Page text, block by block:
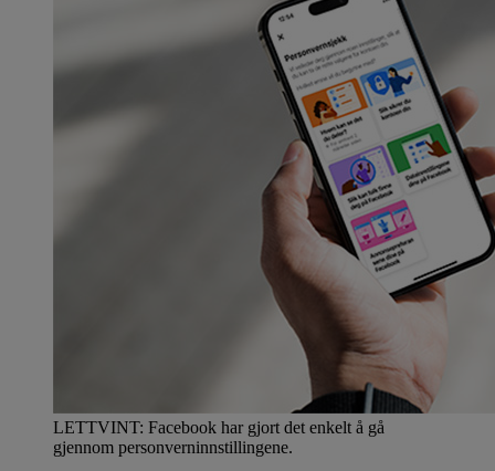
LETTVINT: Facebook har gjort det enkelt å gå
gjennom personverninnstillingene.